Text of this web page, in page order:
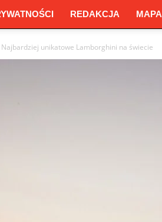
REDAKCJA MAPA
Najbardziej unikatowe Lamborghini na świecie